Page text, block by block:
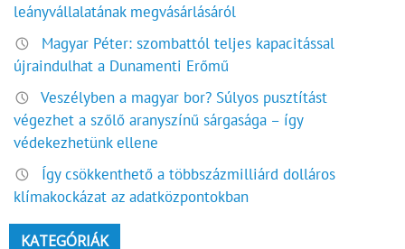
leányvállalatának megvásárlásáról
Magyar Péter: szombattól teljes kapacitással
újraindulhat a Dunamenti Erőmű
Veszélyben a magyar bor? Súlyos pusztítást
végezhet a szőlő aranyszínű sárgasága – így
védekezhetünk ellene
Így csökkenthető a többszázmilliárd dolláros
klímakockázat az adatközpontokban
KATEGÓRIÁK